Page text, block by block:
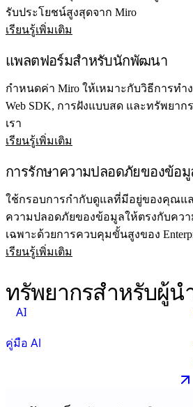
รับประโยชน์สูงสุดจาก Miro
เรียนรู้เพิ่มเติม
แพลตฟอร์มสำหรับนักพัฒนา
กำหนดค่า Miro ให้เหมาะกับวิธีการทำ
Web SDK, การฝังแบบสด และทรัพยา
เรา
เรียนรู้เพิ่มเติม
การรักษาความปลอดภัยของข้อ
ใช้กรอบการกำกับดูแลที่มีอยู่ของคุณแ
ความปลอดภัยของข้อมูลให้ตรงกับคว
เฉพาะด้วยการควบคุมขั้นสูงของ
เรียนรู้เพิ่มเติม
ทรัพยากรสำหรับผู้น
AI
คู่มือ AI